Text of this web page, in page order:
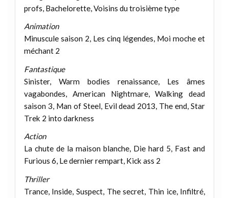
profs, Bachelorette, Voisins du troisième type
Animation
Minuscule saison 2, Les cinq légendes, Moi moche et
méchant 2
Fantastique
Sinister, Warm bodies renaissance, Les âmes
vagabondes, American Nightmare, Walking dead
saison 3, Man of Steel, Evil dead 2013, The end, Star
Trek 2 into darkness
Action
La chute de la maison blanche, Die hard 5, Fast and
Furious 6, Le dernier rempart, Kick ass 2
Thriller
Trance, Inside, Suspect, The secret, Thin ice, Infiltré,